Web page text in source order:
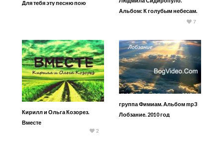
Для тебя эту песню пою
Альбом: К голубым небесам.
7
Кирилл и Ольга Козорез.
Вместе
2
группа Фимиам. Альбом mp3
Лобзание. 2010 год